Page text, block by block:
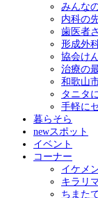
みんな
内科の
歯医者
形成外
協会け
治療の
和歌山
タニタ
手軽に
暮らそら
newスポット
イベント
コーナー
イケメ
キラリ
ちまた